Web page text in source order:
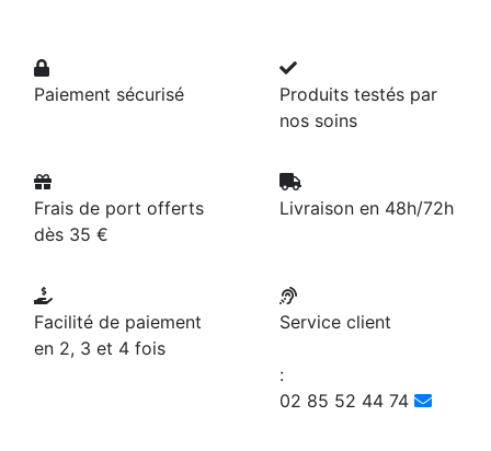
Paiement sécurisé
Produits testés par
nos soins
Frais de port offerts
dès 35 €
Livraison en 48h/72h
Facilité de paiement
en 2, 3 et 4 fois
Service client
:
02 85 52 44 74